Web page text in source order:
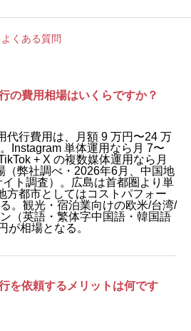
よくある質問
の費用相場はいくらですか？
代行費用は、月額 9 万円〜24 万
Instagram 単体運用なら月 7〜
+ X の複数媒体運用なら月
（弊社調べ・2026年6月、中国地
ト調査）。広島は首都圏より単
方都市としてはコストパフォー
。観光・宿泊業向けの欧米/台湾/
（英語・繁体字中国語・韓国語
が相場となる。
を依頼するメリットは何です